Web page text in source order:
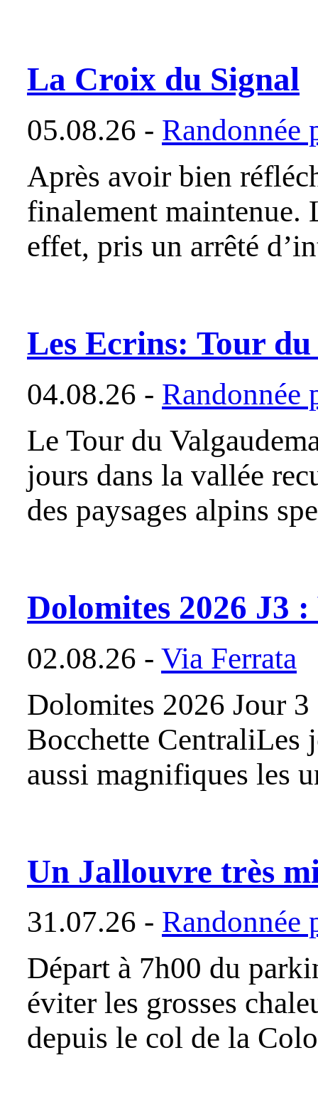
La Croix du Signal
05.08.26 - Randonnée
Après avoir bien
finalement maintenue.
effet, pris un arrêté
Les Ecrins: Tour
04.08.26 - Randonnée
Le Tour du
jours dans la vallée
des paysages alpins
Dolomites 2026 J3
02.08.26 - Via Ferrata
Dolomites 2026 Jour
Bocchette CentraliLes
aussi magnifiques les
Un Jallouvre très
31.07.26 - Randonnée
Départ à 7h00 du
éviter les grosses
depuis le col de la